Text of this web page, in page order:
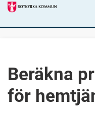
Beräkna
för